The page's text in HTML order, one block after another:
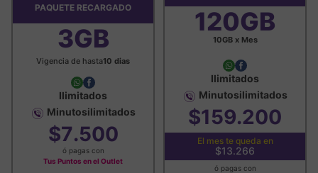
PAQUETE RECARGADO
3GB
Vigencia de hasta10 dias
ImageImage
Ilimitados
ImageMinutosilimitados
$7 500
ó pagas con
Tus Puntos en el Outlet
120GB
10GB x Mes
ImageImage
Ilimitados
ImageMinutosilimitados
$159 200
te queda en
$13.266
ó pagas con